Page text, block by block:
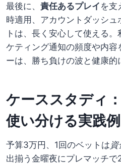
最後に、 責任あるプレイ を支
時適用、アカウントダッシ
トは、長く安心して使える
ケティング通知の頻度や内
ーは、勝ち負けの波と健康的
ケーススタディ
使い分ける実践例
予算3万円、1回のベットは
出揃う金曜夜にプレマッチ